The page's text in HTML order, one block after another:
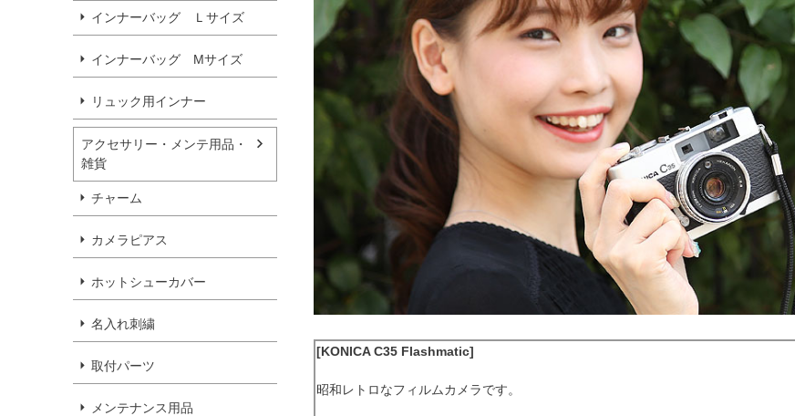
インナーバッグ Ｌサイズ
インナーバッグ Мサイズ
リュック用インナー
アクセサリー・メンテ用品・
雑貨
チャーム
カメラピアス
ホットシューカバー
名入れ刺繍
取付パーツ
メンテナンス用品
[KONICA C35 Flashmatic]
昭和レトロなフィルムカメラです。